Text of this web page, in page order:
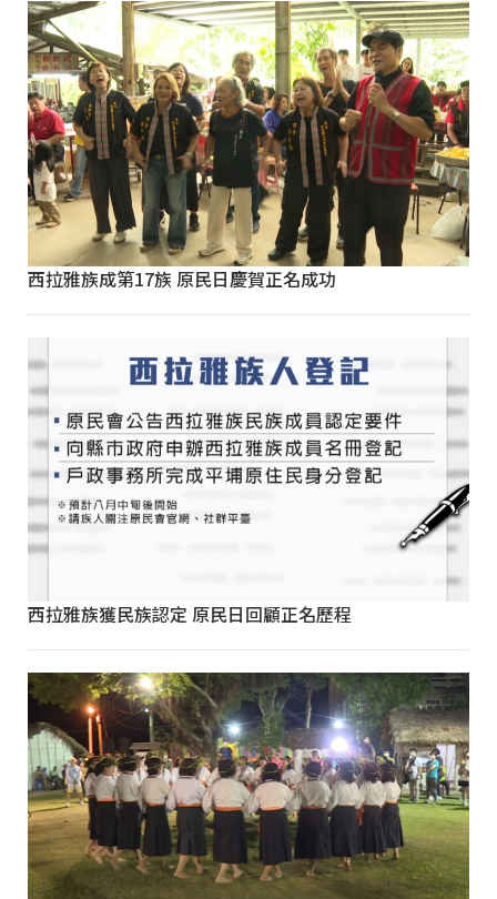
西拉雅族成第17族 原民日慶賀正名成功
西拉雅族獲民族認定 原民日回顧正名歷程